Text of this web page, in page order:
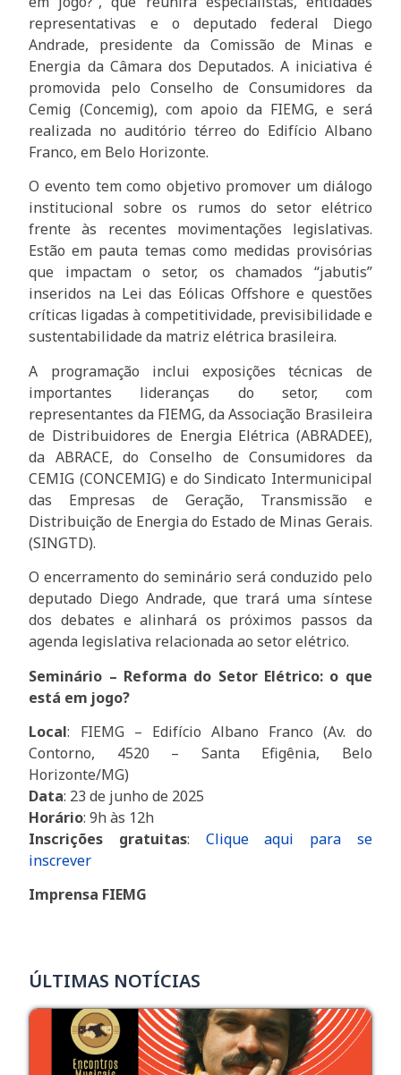
representativas e o deputado federal Diego
Andrade, presidente da Comissão de Minas e
Energia da Câmara dos Deputados. A iniciativa é
promovida pelo Conselho de Consumidores da
Cemig (Concemig), com apoio da FIEMG, e será
realizada no auditório térreo do Edifício Albano
Franco, em Belo Horizonte.
O evento tem como objetivo promover um diálogo
institucional sobre os rumos do setor elétrico
frente às recentes movimentações legislativas.
Estão em pauta temas como medidas provisórias
que impactam o setor, os chamados “jabutis”
inseridos na Lei das Eólicas Offshore e questões
críticas ligadas à competitividade, previsibilidade e
sustentabilidade da matriz elétrica brasileira.
A programação inclui exposições técnicas de
importantes lideranças do setor, com
representantes da FIEMG, da Associação Brasileira
de Distribuidores de Energia Elétrica (ABRADEE),
da ABRACE, do Conselho de Consumidores da
CEMIG (CONCEMIG) e do Sindicato Intermunicipal
das Empresas de Geração, Transmissão e
Distribuição de Energia do Estado de Minas Gerais.
(SINGTD).
O encerramento do seminário será conduzido pelo
deputado Diego Andrade, que trará uma síntese
dos debates e alinhará os próximos passos da
agenda legislativa relacionada ao setor elétrico.
Seminário – Reforma do Setor Elétrico: o que
está em jogo?
Local: FIEMG – Edifício Albano Franco (Av. do
Contorno, 4520 – Santa Efigênia, Belo
Horizonte/MG)
Data: 23 de junho de 2025
Horário: 9h às 12h
Inscrições gratuitas: Clique aqui para se
inscrever
Imprensa FIEMG
ÚLTIMAS NOTÍCIAS